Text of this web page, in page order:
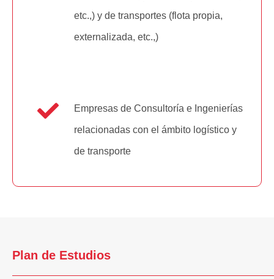
etc.,) y de transportes (flota propia,
externalizada, etc.,)
Empresas de Consultoría e Ingenierías
relacionadas con el ámbito logístico y
de transporte
Plan de Estudios